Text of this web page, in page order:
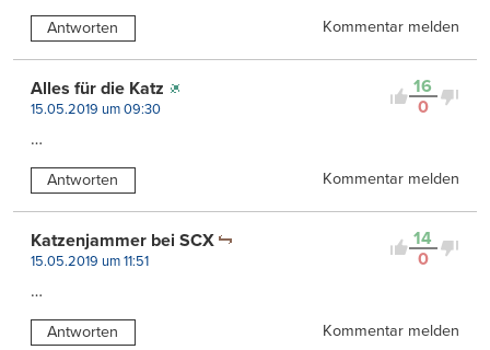
Antworten Kommentar melden
16
0
Alles für die Katz
15.05.2019 um 09:30
…
Antworten Kommentar melden
14
0
Katzenjammer bei SCX
15.05.2019 um 11:51
…
Antworten Kommentar melden